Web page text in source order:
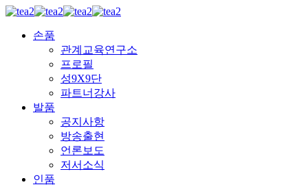
손품
관계교육연구소
프로필
성9X9단
파트너강사
발품
공지사항
방송출현
언론보도
저서소식
인품